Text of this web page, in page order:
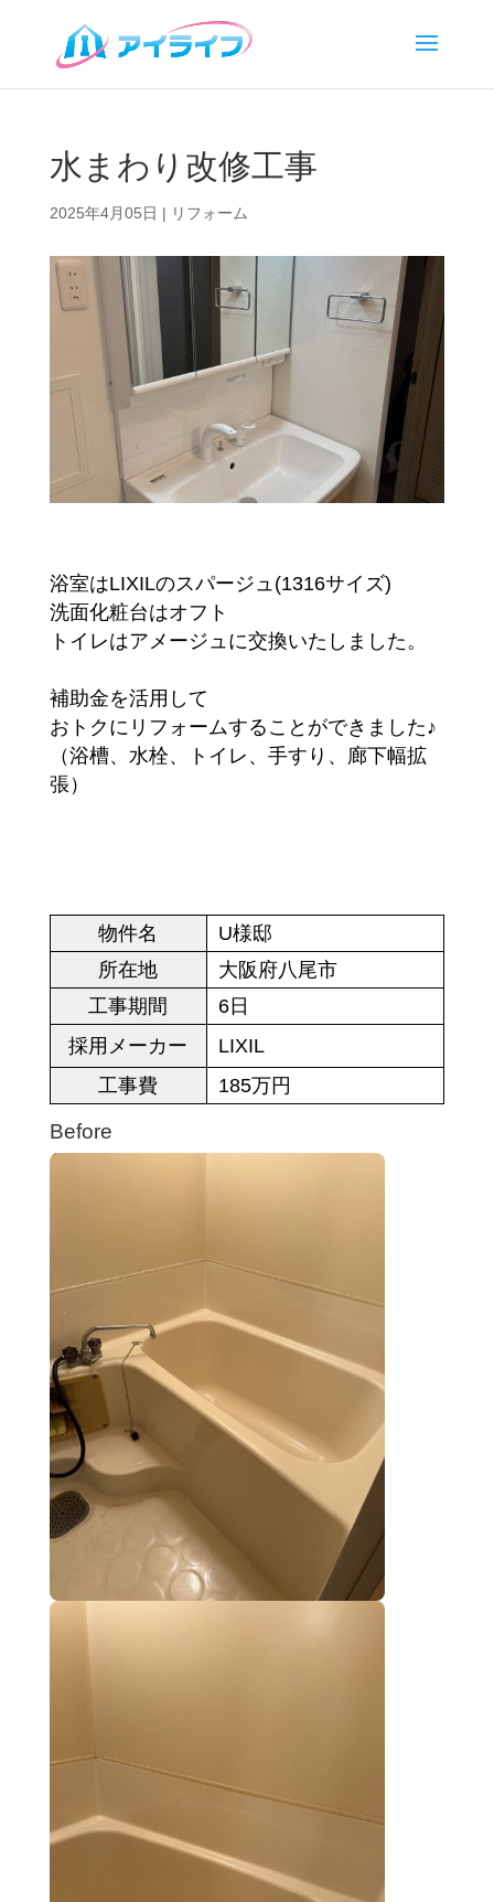
水まわり改修工事
2025年4月05日 | リフォーム
浴室はLIXILのスパージュ(1316サイズ)
洗面化粧台はオフト
トイレはアメージュに交換いたしました。
補助金を活用して
おトクにリフォームすることができました♪
（浴槽、水栓、トイレ、手すり、廊下幅拡
張）
物件名
U様邸
所在地
大阪府八尾市
工事期間
6日
採用メーカー
LIXIL
工事費
185万円
Before